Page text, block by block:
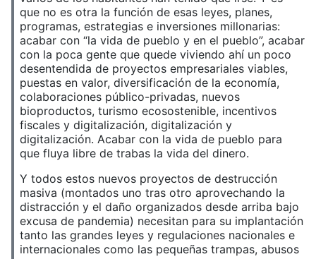
que no es otra la función de esas leyes, planes,
programas, estrategias e inversiones millonarias:
acabar con “la vida de pueblo y en el pueblo”, acabar
con la poca gente que quede viviendo ahí un poco
desentendida de proyectos empresariales viables,
puestas en valor, diversificación de la economía,
colaboraciones público-privadas, nuevos
bioproductos, turismo ecosostenible, incentivos
fiscales y digitalización, digitalización y
digitalización. Acabar con la vida de pueblo para
que fluya libre de trabas la vida del dinero.
Y todos estos nuevos proyectos de destrucción
masiva (montados uno tras otro aprovechando la
distracción y el daño organizados desde arriba bajo
excusa de pandemia) necesitan para su implantación
tanto las grandes leyes y regulaciones nacionales e
internacionales como las pequeñas trampas, abusos